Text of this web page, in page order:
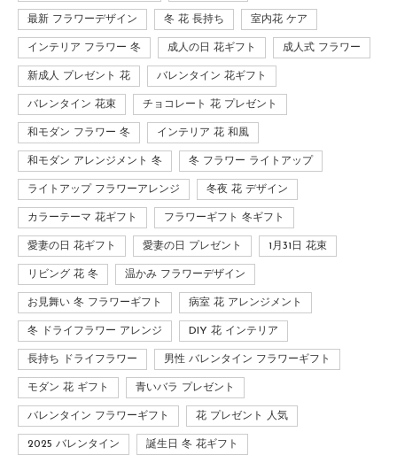
最新 フラワーデザイン 冬 花 長持ち 室内花 ケア
インテリア フラワー 冬 成人の日 花ギフト 成人式 フラワー
新成人 プレゼント 花 バレンタイン 花ギフト
バレンタイン 花束 チョコレート 花 プレゼント
和モダン フラワー 冬 インテリア 花 和風
和モダン アレンジメント 冬 冬 フラワー ライトアップ
ライトアップ フラワーアレンジ 冬夜 花 デザイン
カラーテーマ 花ギフト フラワーギフト 冬ギフト
愛妻の日 花ギフト 愛妻の日 プレゼント 1月31日 花束
リビング 花 冬 温かみ フラワーデザイン
お見舞い 冬 フラワーギフト 病室 花 アレンジメント
冬 ドライフラワー アレンジ DIY 花 インテリア
長持ち ドライフラワー 男性 バレンタイン フラワーギフト
モダン 花 ギフト 青いバラ プレゼント
バレンタイン フラワーギフト 花 プレゼント 人気
2025 バレンタイン 誕生日 冬 花ギフト